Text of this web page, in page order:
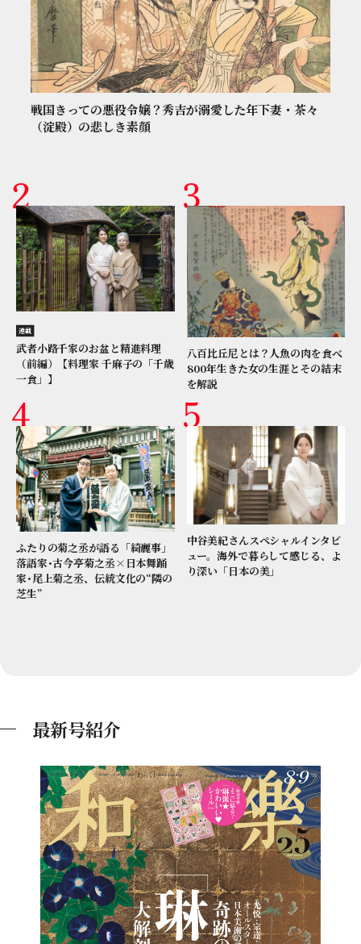
戦国きっての悪役令嬢？秀吉が溺愛した年下妻・茶々
（淀殿）の悲しき素顔
連載
武者小路千家のお盆と精進料理
（前編）【料理家 千麻子の「千歳
一食」】
八百比丘尼とは？人魚の肉を食べ
800年生きた女の生涯とその結末
を解説
ふたりの菊之丞が語る「綺麗事」
落語家･古今亭菊之丞×日本舞踊
家･尾上菊之丞、伝統文化の“隣の
芝生”
中谷美紀さんスペシャルインタビ
ュー。海外で暮らして感じる、よ
り深い「日本の美」
最新号紹介